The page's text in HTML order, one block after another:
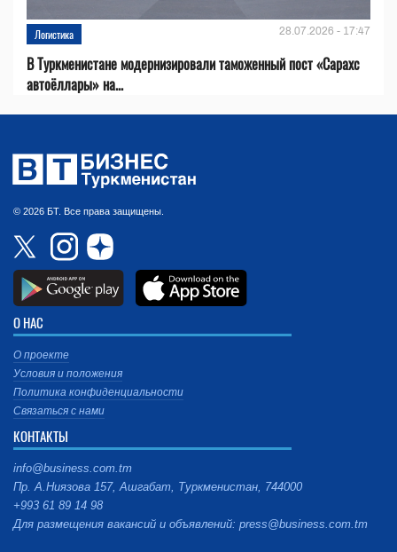
Логистика 28.07.2026 - 17:47
В Туркменистане модернизировали таможенный пост «Сарахс
автоёллары» на...
© 2026 БТ. Все права защищены.
О НАС
О проекте
Условия и положения
Политика конфиденциальности
Связаться с нами
КОНТАКТЫ
info@business.com.tm
Пр. А.Ниязова 157, Ашгабат, Туркменистан, 744000
+993 61 89 14 98
Для размещения вакансий и объявлений: press@business.com.tm